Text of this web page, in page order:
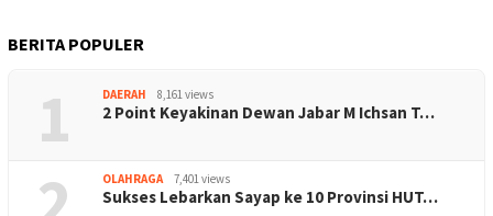
BERITA POPULER
1 DAERAH 8,161 views
2 Point Keyakinan Dewan Jabar M Ichsan T…
OLAHRAGA 7,401 views
Sukses Lebarkan Sayap ke 10 Provinsi HUT…